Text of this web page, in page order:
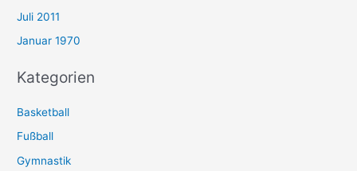
Juli 2011
Januar 1970
Kategorien
Basketball
Fußball
Gymnastik